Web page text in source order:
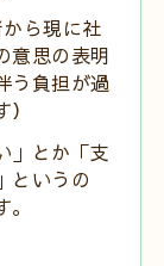
ら現に社
意思の表明
う負担が過
」とか「支
というの